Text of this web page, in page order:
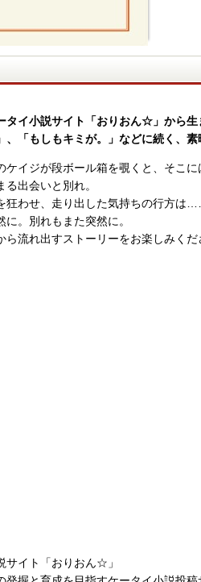
タイ小説サイト「おりおん☆」から生
、「もしもキミが。」などに続く、
ケイジが段ボール箱を覗くと、そこに
る出会いと別れ。
狂わせ、走り出した気持ちの行方は
に。別れもまた突然に。
ら流れ出すストーリーをお楽しみくだ
サイト「おりおん☆」